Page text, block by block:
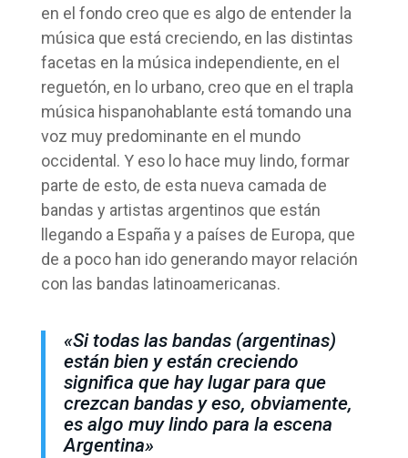
en el fondo creo que es algo de entender la
música que está creciendo, en las distintas
facetas en la música independiente, en el
reguetón, en lo urbano, creo que en el trapla
música hispanohablante está tomando una
voz muy predominante en el mundo
occidental. Y eso lo hace muy lindo, formar
parte de esto, de esta nueva camada de
bandas y artistas argentinos que están
llegando a España y a países de Europa, que
de a poco han ido generando mayor relación
con las bandas latinoamericanas.
«Si todas las bandas (argentinas)
están bien y están creciendo
significa que hay lugar para que
crezcan bandas y eso, obviamente,
es algo muy lindo para la escena
Argentina»